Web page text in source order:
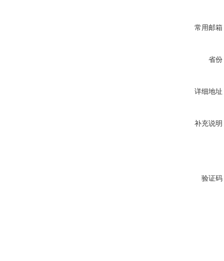
常用邮箱
省份
详细地址
补充说明
验证码